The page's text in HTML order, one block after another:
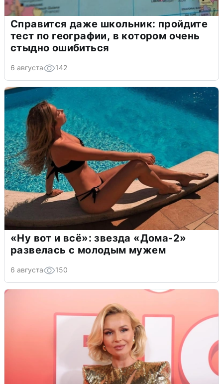
Справится даже школьник: пройдите
тест по географии, в котором очень
стыдно ошибиться
6 августа 142
«Ну вот и всё»: звезда «Дома-2»
развелась с молодым мужем
6 августа 150